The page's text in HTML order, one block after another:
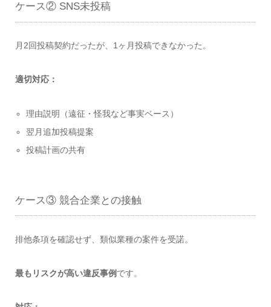
ケース② SNS未投稿
月2回投稿契約だったが、1ヶ月投稿できなかった。
適切対応：
理由説明（遠征・怪我など事実ベース）
翌月追加投稿提案
投稿計画の共有
ケース③ 競合企業との接触
排他条項を確認せず、類似業種の案件を受諾。
最もリスクが高い違反事例です。